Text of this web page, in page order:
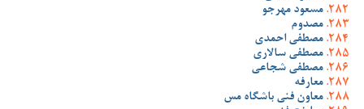
مسعود مهرجو
مصدوم
مصطفی احمدی
مصطفی سالاری
مصطفی شجاعی
معارفه
معاون فنی باشگاه مس